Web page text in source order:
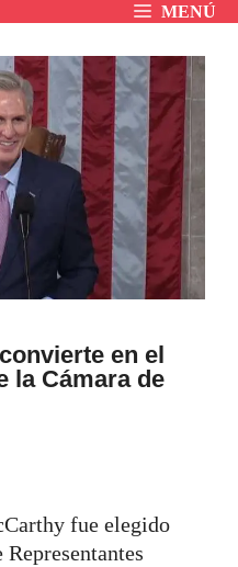
MENÚ
en el
la Cámara de
fue elegido